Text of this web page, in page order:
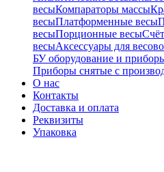
весыКомпараторы массы
весыПлатформенные весы
весыПорционные весы
весыАксессуары для
БУ оборудование и
Приборы снятые с
О нас
Контакты
Доставка и оплата
Реквизиты
Упаковка